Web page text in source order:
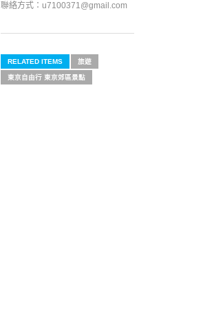
聯絡方式：u7100371@gmail.com
RELATED ITEMS 旅遊
東京自由行 東京郊區景點